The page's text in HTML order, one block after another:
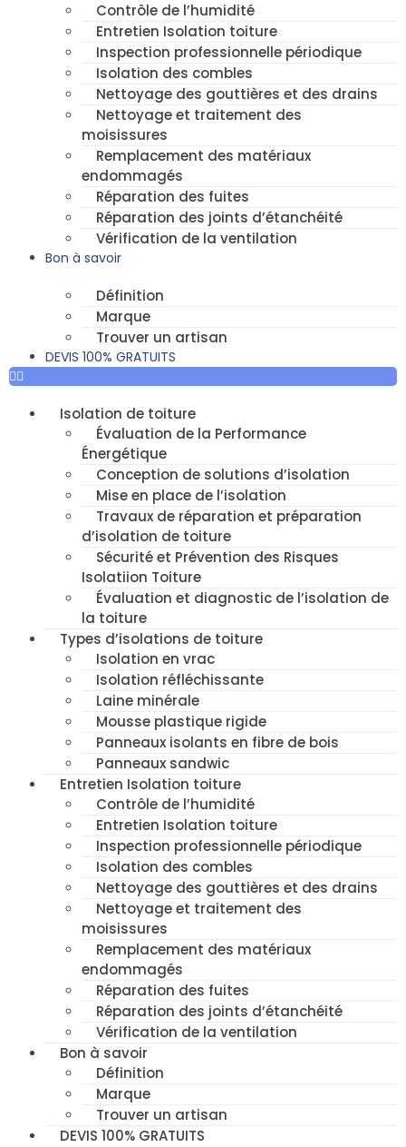
Contrôle de l’humidité
Entretien Isolation toiture
Inspection professionnelle périodique
Isolation des combles
Nettoyage des gouttières et des drains
Nettoyage et traitement des
moisissures
Remplacement des matériaux
endommagés
Réparation des fuites
Réparation des joints d’étanchéité
Vérification de la ventilation
Bon à savoir
Définition
Marque
Trouver un artisan
DEVIS 100% GRATUITS
Isolation de toiture
Évaluation de la Performance
Énergétique
Conception de solutions d’isolation
Mise en place de l’isolation
Travaux de réparation et préparation
d’isolation de toiture
Sécurité et Prévention des Risques
Isolatiion Toiture
Évaluation et diagnostic de l’isolation de
la toiture
Types d’isolations de toiture
Isolation en vrac
Isolation réfléchissante
Laine minérale
Mousse plastique rigide
Panneaux isolants en fibre de bois
Panneaux sandwic
Entretien Isolation toiture
Contrôle de l’humidité
Entretien Isolation toiture
Inspection professionnelle périodique
Isolation des combles
Nettoyage des gouttières et des drains
Nettoyage et traitement des
moisissures
Remplacement des matériaux
endommagés
Réparation des fuites
Réparation des joints d’étanchéité
Vérification de la ventilation
Bon à savoir
Définition
Marque
Trouver un artisan
DEVIS 100% GRATUITS